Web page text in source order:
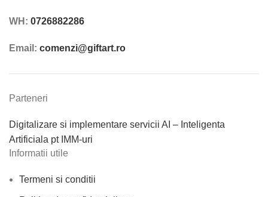
WH: 0726882286
Email: comenzi@giftart.ro
Parteneri
Digitalizare si implementare servicii AI – Inteligenta
Artificiala pt IMM-uri
Informatii utile
Termeni si conditii